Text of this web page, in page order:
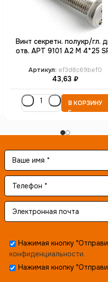
Винт секретн. полукр/гл.
отв. АРТ 9101 А2 M 4*25
Артикул: ef3d8c69bef0
43,63 ₽
В КОРЗИНУ
Нажимая кнопку
конфиденциальности.
Нажимая кнопку